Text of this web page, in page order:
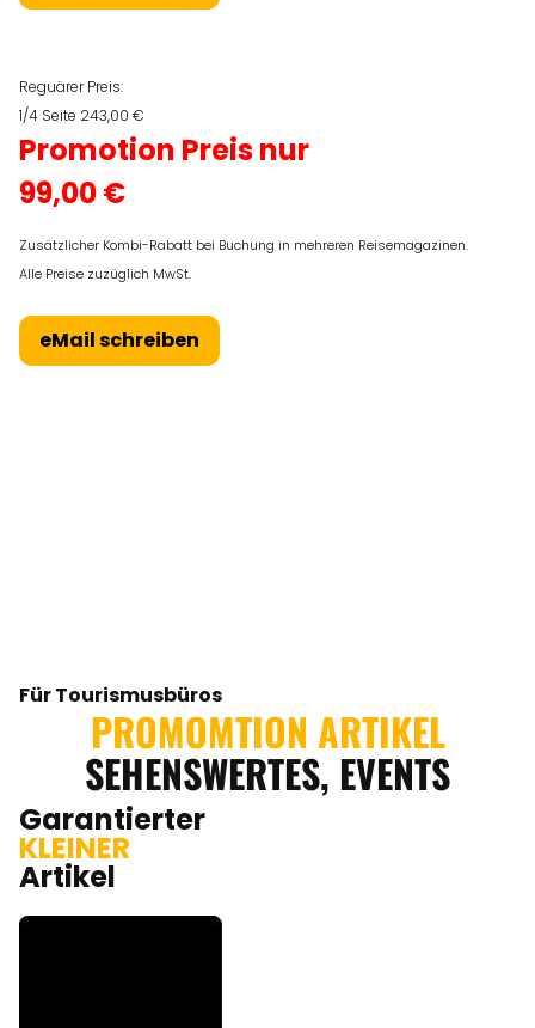
Reguärer Preis:
1/4 Seite 243,00 €
Promotion Preis nur
99,00 €
Zusätzlicher Kombi-Rabatt bei Buchung in mehreren Reisemagazinen.
Alle Preise zuzüglich MwSt.
eMail schreiben
Für Tourismusbüros
PROMOMTION ARTIKEL
SEHENSWERTES, EVENTS
Garantierter
KLEINER
Artikel